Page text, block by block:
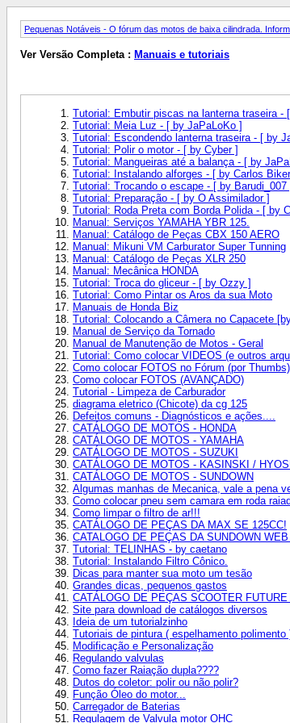
Pequenas Notáveis - O fórum das motos de baixa cilindrada.
Ver Versão Completa : Manuais e tutoriais
Tutorial: Embutir piscas na lanterna traseira -
Tutorial: Meia Luz - [ by JaPaLoKo ]
Tutorial: Escondendo lanterna traseira - [ by
Tutorial: Polir o motor - [ by Cyber ]
Tutorial: Mangueiras até a balança - [ by
Tutorial: Instalando alforges - [ by Carlos
Tutorial: Trocando o escape - [ by Barudi_007
Tutorial: Preparação - [ by O Assimilador ]
Tutorial: Roda Preta com Borda Polida - [ by
Manual: Serviços YAMAHA YBR 125.
Manual: Catálogo de Peças CBX 150 AERO
Manual: Mikuni VM Carburator Super Tunning
Manual: Catálogo de Peças XLR 250
Manual: Mecânica HONDA
Tutorial: Troca do gliceur - [ by Ozzy ]
Tutorial: Como Pintar os Aros da sua Moto
Manuais de Honda Biz
Tutorial: Colocando a Câmera no Capacete
Manual de Serviço da Tornado
Manual de Manutenção de Motos - Geral
Tutorial: Como colocar VIDEOS (e outros
Como colocar FOTOS no Fórum (por
Como colocar FOTOS (AVANÇADO)
Tutorial - Limpeza de Carburador
diagrama eletrico (Chicote) da cg 125
Defeitos comuns - Diagnósticos e ações....
CATÁLOGO DE MOTOS - HONDA
CATÁLOGO DE MOTOS - YAMAHA
CATÁLOGO DE MOTOS - SUZUKI
CATÁLOGO DE MOTOS - KASINSKI /
CATÁLOGO DE MOTOS - SUNDOWN
Algumas manhas de Mecanica, vale a pena
Como colocar pneu sem camara em roda
Como limpar o filtro de ar!!!
CATÁLOGO DE PEÇAS DA MAX SE 125CC!
CATALOGO DE PEÇAS DA SUNDOWN
Tutorial: TELINHAS - by caetano
Tutorial: Instalando Filtro Cônico.
Dicas para manter sua moto um tesão
Grandes dicas, pequenos gastos
CATÁLOGO DE PEÇAS SCOOTER FUTURE
Site para download de catálogos diversos
Ideia de um tutorialzinho
Tutoriais de pintura ( espelhamento polimento
Modificação e Personalização
Regulando valvulas
Como fazer Raiação dupla????
Dutos do coletor: polir ou não polir?
Função Óleo do motor...
Carregador de Baterias
Regulagem de Valvula motor OHC